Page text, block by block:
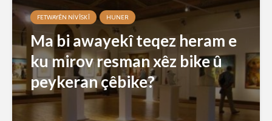
FETWAYÊN NIVÎSKÎ HUNER
Ma bi awayekî teqez heram e
ku mirov resman xêz bike û
peykeran çêbike?